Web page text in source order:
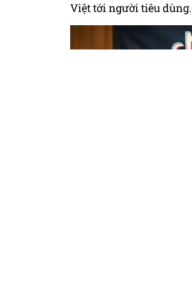
Việt tới người tiêu dùng.